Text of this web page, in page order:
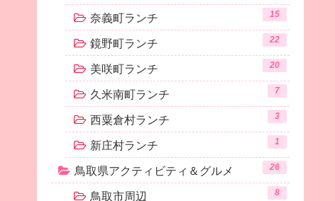
奈義町ランチ 15
鏡野町ランチ 22
美咲町ランチ 20
久米南町ランチ 7
西粟倉村ランチ 3
新庄村ランチ 1
鳥取県アクティビティ＆グルメ 26
鳥取市周辺 8